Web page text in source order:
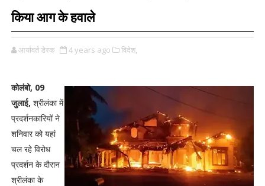
किया आग के हवाले
आर्यावर्त डेस्क 4 years ago विदेश,
कोलंबो, 09
जुलाई, श्रीलंका में
प्रदर्शनकारियों ने
शनिवार को यहां
चल रहे विरोध
प्रदर्शन के दौरान
श्रीलंका के